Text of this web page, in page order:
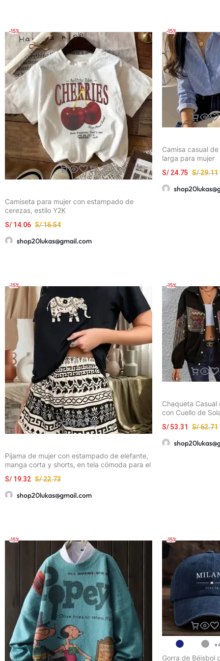
-15%
Camiseta para mujer con estampado de
cerezas, estilo Y2K
S/16.54
S/ 14.06
shop20lukas@gmail.com
-15%
Camisa casual
larga para mujer
S/29.11
S/ 24.75
-15%
Pijama de mujer con estampado de elefante,
manga corta y shorts, en tela cómoda para el
S/22.73
S/ 19.32
shop20lukas@gmail.com
-15%
Chaqueta Casual
con Cuello de
S/62.71
S/53.31
-15% -15%
Gorra de Béisbol